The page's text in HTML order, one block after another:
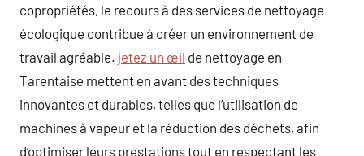
copropriétés, le recours à des services de nettoyage
écologique contribue à créer un environnement de
travail agréable. jetez un œil de nettoyage en
Tarentaise mettent en avant des techniques
innovantes et durables, telles que l’utilisation de
machines à vapeur et la réduction des déchets, afin
d’optimiser leurs prestations tout en respectant les